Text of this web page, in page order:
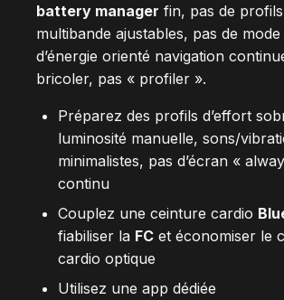
battery manager fin, pas de profils
multibande ajustables, pas de
d’énergie orienté navigation
bricoler, pas « profiler ».
Préparez des profils d’effort
luminosité manuelle, sons/
minimalistes, pas d’écran «
continu
Couplez une ceinture cardio
fiabiliser la FC et économiser le
cardio optique
Utilisez une app dédiée